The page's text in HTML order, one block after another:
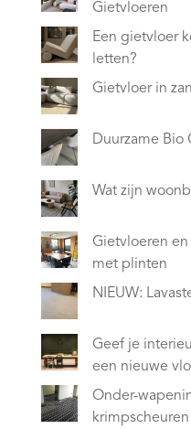
Gietvloeren
Een gietvloer
letten?
Gietvloer in
Duurzame Bio
Wat zijn
Gietvloeren
met plinten
NIEUW:
Geef je
een nieuwe
Onder-
krimpscheuren